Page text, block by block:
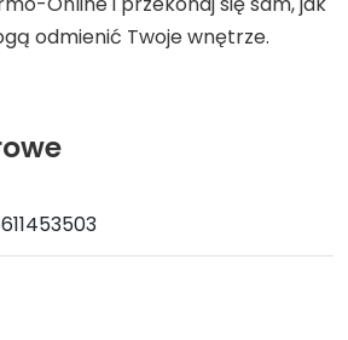
odmienić Twoje wnętrze.